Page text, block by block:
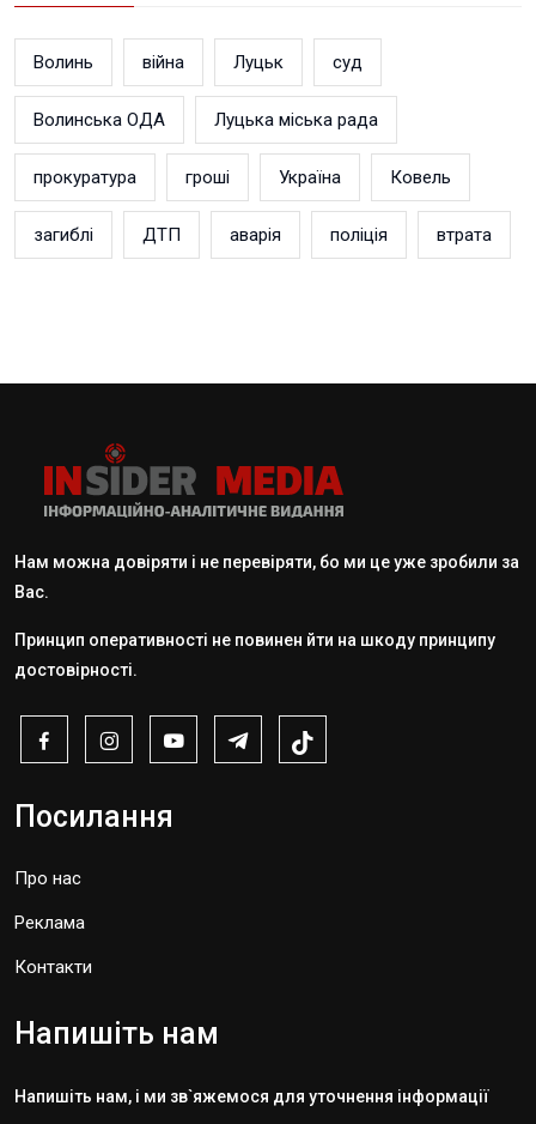
Волинь війна Луцьк суд
Волинська ОДА Луцька міська рада
прокуратура гроші Україна Ковель
загиблі ДТП аварія поліція втрата
Нам можна довіряти і не перевіряти, бо ми це уже зробили за
Вас.
Принцип оперативності не повинен йти на шкоду принципу
достовірності.
Посилання
Про нас
Реклама
Контакти
Напишіть нам
Напишіть нам, і ми зв`яжемося для уточнення інформації